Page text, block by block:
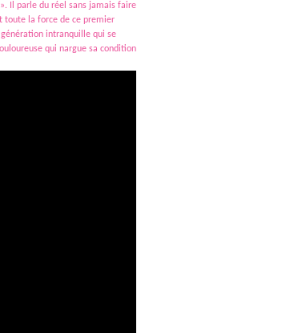
Il parle du réel sans jamais faire
toute la force de ce premier
génération intranquille qui se
qui nargue sa condition